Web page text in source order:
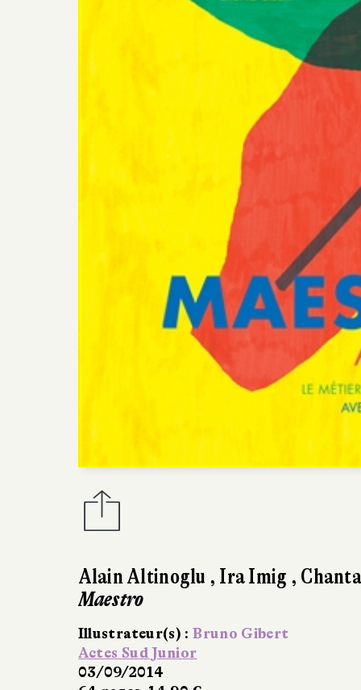
Delphine Chedru Matthieu Prual
Les Instruments de Pipo
Didier Jeunesse